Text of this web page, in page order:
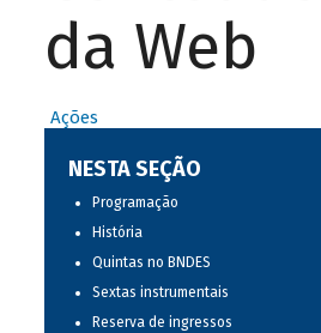
da Web
Ações
NESTA SEÇÃO
Programação
História
Quintas no BNDES
Sextas instrumentais
Reserva de ingressos